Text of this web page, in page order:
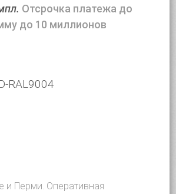
Отсрочка платежа до
до 10 миллионов
RAL9004
и Перми. Оперативная